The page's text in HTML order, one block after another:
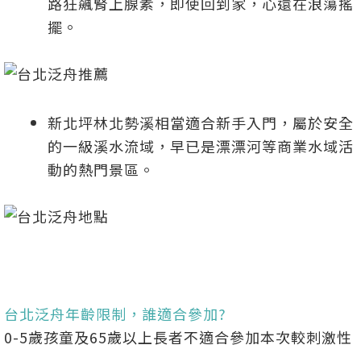
擺。
新北坪林北勢溪相當適合新手入門，屬於安全
的一級溪水流域，早已是漂漂河等商業水域活
動的熱門景區。
台北泛舟年齡限制，誰適合參加?
0-5歲孩童及65歲以上長者不適合參加本次較刺激性